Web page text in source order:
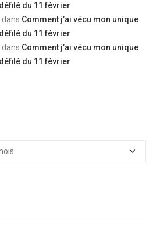
du 11 février
dans Comment j’ai vécu mon unique
du 11 février
dans Comment j’ai vécu mon unique
du 11 février